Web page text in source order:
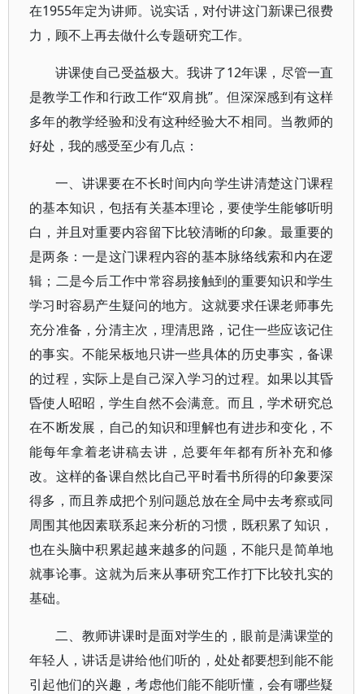
在1955年定为讲师。说实话，对付讲这门新课已很费
力，顾不上再去做什么专题研究工作。
讲课使自己受益极大。我讲了12年课，尽管一直
是教学工作和行政工作“双肩挑”。但深深感到有这样
多年的教学经验和没有这种经验大不相同。当教师的
好处，我的感受至少有几点：
一、讲课要在不长时间内向学生讲清楚这门课程
的基本知识，包括有关基本理论，要使学生能够听明
白，并且对重要内容留下比较清晰的印象。最重要的
是两条：一是这门课程内容的基本脉络线索和内在逻
辑；二是今后工作中常容易接触到的重要知识和学生
学习时容易产生疑问的地方。这就要求任课老师事先
充分准备，分清主次，理清思路，记住一些应该记住
的事实。不能呆板地只讲一些具体的历史事实，备课
的过程，实际上是自己深入学习的过程。如果以其昏
昏使人昭昭，学生自然不会满意。而且，学术研究总
在不断发展，自己的知识和理解也有进步和变化，不
能每年拿着老讲稿去讲，总要年年都有所补充和修
改。这样的备课自然比自己平时看书所得的印象要深
得多，而且养成把个别问题总放在全局中去考察或同
周围其他因素联系起来分析的习惯，既积累了知识，
也在头脑中积累起越来越多的问题，不能只是简单地
就事论事。这就为后来从事研究工作打下比较扎实的
基础。
二、教师讲课时是面对学生的，眼前是满课堂的
年轻人，讲话是讲给他们听的，处处都要想到能不能
引起他们的兴趣，考虑他们能不能听懂，会有哪些疑